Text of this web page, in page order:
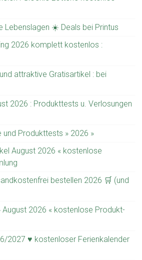
Lebenslagen ☀️ Deals bei Printus
2026 komplett kostenlos :
attraktive Gratisartikel : bei
2026 : Produkttests u. Verlosungen
und Produkttests » 2026 »
August 2026 « kostenlose
bestellen 2026 🛒 (und
August 2026 « kostenlose Produkt-
2027 ♥ kostenloser Ferienkalender